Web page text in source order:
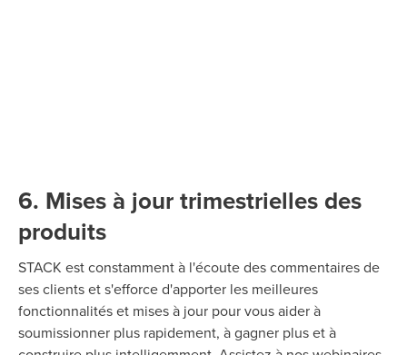
6. Mises à jour trimestrielles des
produits
STACK est constamment à l'écoute des commentaires de
ses clients et s'efforce d'apporter les meilleures
fonctionnalités et mises à jour pour vous aider à
soumissionner plus rapidement, à gagner plus et à